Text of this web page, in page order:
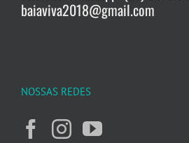
baiaviva2018@gmail.com
NOSSAS REDES